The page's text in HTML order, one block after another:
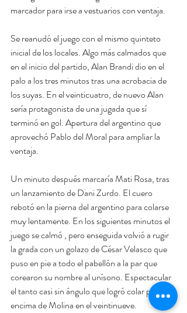
marcador para irse a vestuarios con ventaja.
Se reanudó el juego con el mismo quinteto
inicial de los locales. Algo más calmados que
en el inicio del partido, Alan Brandi dio en el
palo a los tres minutos tras una acrobacia de
los suyas. En el veinticuatro, de nuevo Alan
sería protagonista de una jugada que sí
terminó en gol. Apertura del argentino que
aprovechó Pablo del Moral para ampliar la
ventaja.
Un minuto después marcaría Mati Rosa, tras
un lanzamiento de Dani Zurdo. El cuero
rebotó en la pierna del argentino para colarse
muy lentamente. En los siguientes minutos el
juego se calmó , pero enseguida volvió a rugir
la grada con un golazo de César Velasco que
puso en pie a todo el pabellón a la par que
corearon su nombre al unísono. Espectacular
el tanto casi sin ángulo que logró colar por
encima de Molina en el veintinueve.